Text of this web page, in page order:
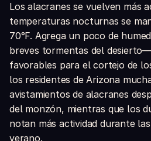
Los alacranes se vuelven más
temperaturas nocturnas se
70°F. Agrega un poco de
breves tormentas del
favorables para el cortejo de
los residentes de Arizona
avistamientos de alacranes
del monzón, mientras que los
notan más actividad durante
verano.